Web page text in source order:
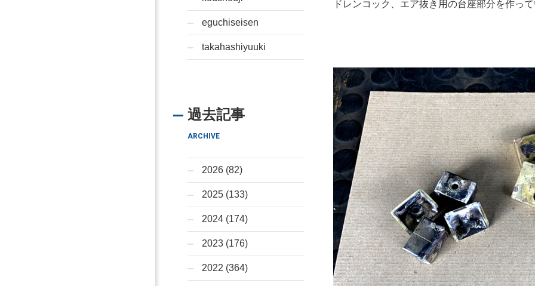
ドレンコック、エア抜き用の台座部分を作っ
eguchiseisen
takahashiyuuki
過去記事
ARCHIVE
2026 (82)
2025 (133)
2024 (174)
2023 (176)
2022 (364)